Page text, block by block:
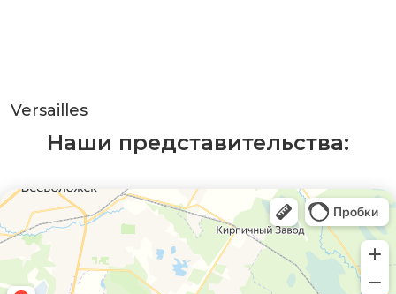
Versailles
Наши представительства: